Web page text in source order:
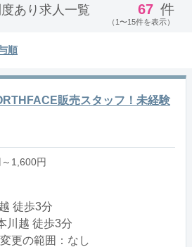
あり求人一覧 67 件
（1〜15件を表示）
順
販売スタッフ！未経験
1,600円
徒歩3分
川越 徒歩3分
更の範囲：なし